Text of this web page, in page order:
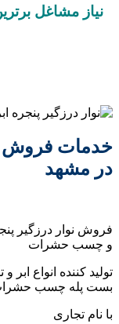
نیاز مشاغل
خدمات فروش
در مشهد
فروش نوار درزگیر
و چسب حشرات
تولید کننده انواع
بست پله چسب حشرات
با نام تجاری